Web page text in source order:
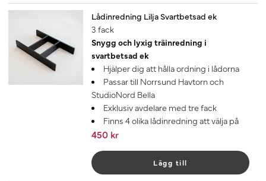
Lådinredning Lilja Svartbetsad ek
3 fack
Snygg och lyxig träinredning i
svartbetsad ek
Hjälper dig att hålla ordning i lådorna
Passar till Norrsund Havtorn och
StudioNord Bella
Exklusiv avdelare med tre fack
Finns 4 olika lådinredning att välja på
450 kr
Lägg till